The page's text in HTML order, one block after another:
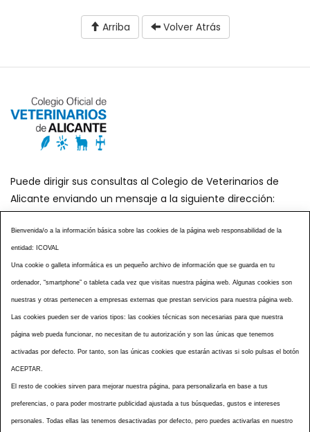
Arriba Volver Atrás
Puede dirigir sus consultas al Colegio de Veterinarios de
Alicante enviando un mensaje a la siguiente dirección:
secretaria@icoval.org
¿SABÍAS QUÉ?
CENTROS VETERINARIOS
TABLÓN ANUNCIOS
CURSOS Y EVENTOS
TÉRMINOS Y CONDICIONES
ESPECIAL COVID 19
NOTICIAS
ACCESIBILIDAD
AVISO LEGAL
POLÍTICA PRIVACIDAD
POLÍTICA DE COOKIES
NOTICIAS ICOVAL
NOTICIAS OCV
Bienvenida/o a la información básica sobre las cookies de la página web responsabilidad de la
entidad: ICOVAL
Una cookie o galleta informática es un pequeño archivo de información que se guarda en tu
ordenador, “smartphone” o tableta cada vez que visitas nuestra página web. Algunas cookies son
nuestras y otras pertenecen a empresas externas que prestan servicios para nuestra página web.
Las cookies pueden ser de varios tipos: las cookies técnicas son necesarias para que nuestra
página web pueda funcionar, no necesitan de tu autorización y son las únicas que tenemos
activadas por defecto. Por tanto, son las únicas cookies que estarán activas si solo pulsas el botón
ACEPTAR.
El resto de cookies sirven para mejorar nuestra página, para personalizarla en base a tus
preferencias, o para poder mostrarte publicidad ajustada a tus búsquedas, gustos e intereses
personales. Todas ellas las tenemos desactivadas por defecto, pero puedes activarlas en nuestro